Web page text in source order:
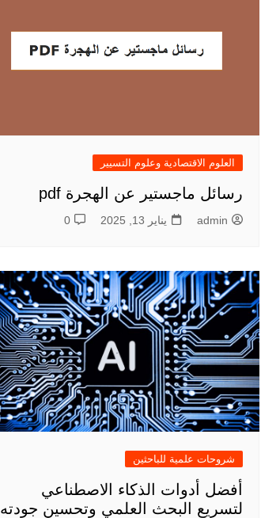
العلوم الاقتصادية وعلوم التسيير
رسائل ماجستير عن الهجرة pdf
admin يناير 13, 2025 0
شروحات علمية للباحثين
أفضل أدوات الذكاء الاصطناعي
لتسريع البحث العلمي وتحسين جودته